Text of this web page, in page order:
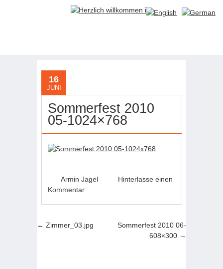
16
JUNI
Sommerfest 2010
05-1024×768
Armin Jagel
Hinterlasse einen
Kommentar
Artikel-Navigation
← Zimmer_03.jpg
Sommerfest 2010 06-
608×300 →